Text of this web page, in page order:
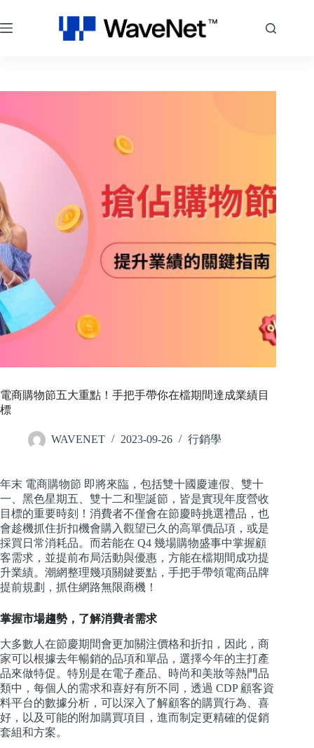
至
主
電商購物節五大重點！手把手帶你在檔期間達成業績目
標
WAVENET 2023-09-26 行銷學
年末 電商購物節 即將來臨，包括雙十國慶連假、雙十
一、黑色星期五、雙十二和聖誕節，皆是實現年度營收
目標的重要時刻！消費者不僅會在節慶時挑選禮品，也
會趁機抓住折扣機會購入觀望已久的高單價品項，或是
採買日常消耗品。而若能在 Q4 幾場購物盛事中掌握顧
客需求，並提前布局活動與優惠，方能在檔期間成功提
升業績。潮網整理幾項關鍵要點，手把手帶領電商品牌
提前規劃，抓住網路無限商機！
掌握市場趨勢，了解消費者需求
大多數人在節慶期間會更加關注價格和折扣，因此，商
家可以根據去年暢銷的品項和單品，選擇今年的主打產
品來做特促。特別是在電子產品、時尚和美妝等熱門品
類中，每個人的需求和喜好有所不同，透過 CDP 顧客資
料平台的數據分析，可以深入了解顧客的購買行為、喜
好，以及可能的附加購買項目，進而制定更精確的促銷
套組和方案。